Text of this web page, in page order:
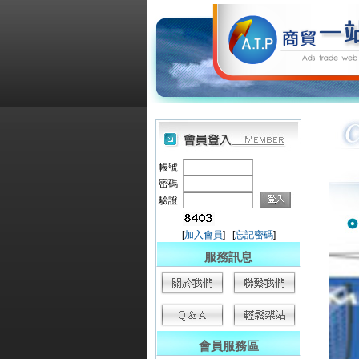
帳號
密碼
驗證
[加入會員] [忘記密碼]
服務訊息
會員服務區